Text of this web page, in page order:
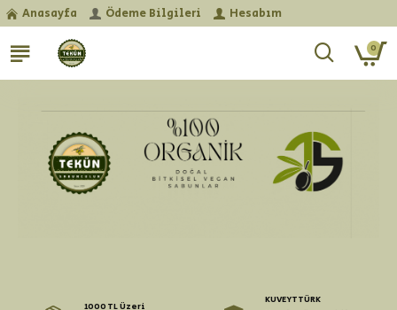
Anasayfa Ödeme Bilgileri Hesabım
0
1000 TL Üzeri
KUVEYTTÜRK